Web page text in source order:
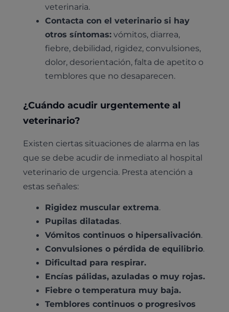
veterinaria.
Contacta con el veterinario si hay
otros síntomas: vómitos, diarrea,
fiebre, debilidad, rigidez, convulsiones,
dolor, desorientación, falta de apetito o
temblores que no desaparecen.
¿Cuándo acudir urgentemente al
veterinario?
Existen ciertas situaciones de alarma en las
que se debe acudir de inmediato al hospital
veterinario de urgencia. Presta atención a
estas señales:
Rigidez muscular extrema.
Pupilas dilatadas.
Vómitos continuos o hipersalivación.
Convulsiones o pérdida de equilibrio.
Dificultad para respirar.
Encías pálidas, azuladas o muy rojas.
Fiebre o temperatura muy baja.
Temblores continuos o progresivos